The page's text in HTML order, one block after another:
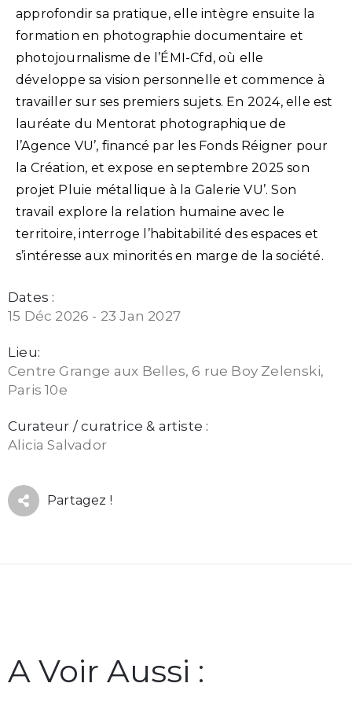
approfondir sa pratique, elle intègre ensuite la
formation en photographie documentaire et
photojournalisme de l’ÉMI-Cfd, où elle
développe sa vision personnelle et commence à
travailler sur ses premiers sujets. En 2024, elle est
lauréate du Mentorat photographique de
l’Agence VU’, financé par les Fonds Réigner pour
la Création, et expose en septembre 2025 son
projet Pluie métallique à la Galerie VU’. Son
travail explore la relation humaine avec le
territoire, interroge l’habitabilité des espaces et
s’intéresse aux minorités en marge de la société.
Dates :
15 Déc 2026 - 23 Jan 2027
Lieu:
Centre Grange aux Belles, 6 rue Boy Zelenski,
Paris 10e
Curateur / curatrice & artiste :
Alicia Salvador
Partagez !
A Voir Aussi :